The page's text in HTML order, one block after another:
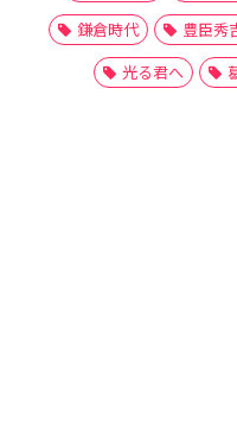
鎌倉時代
豊臣秀
光る君へ